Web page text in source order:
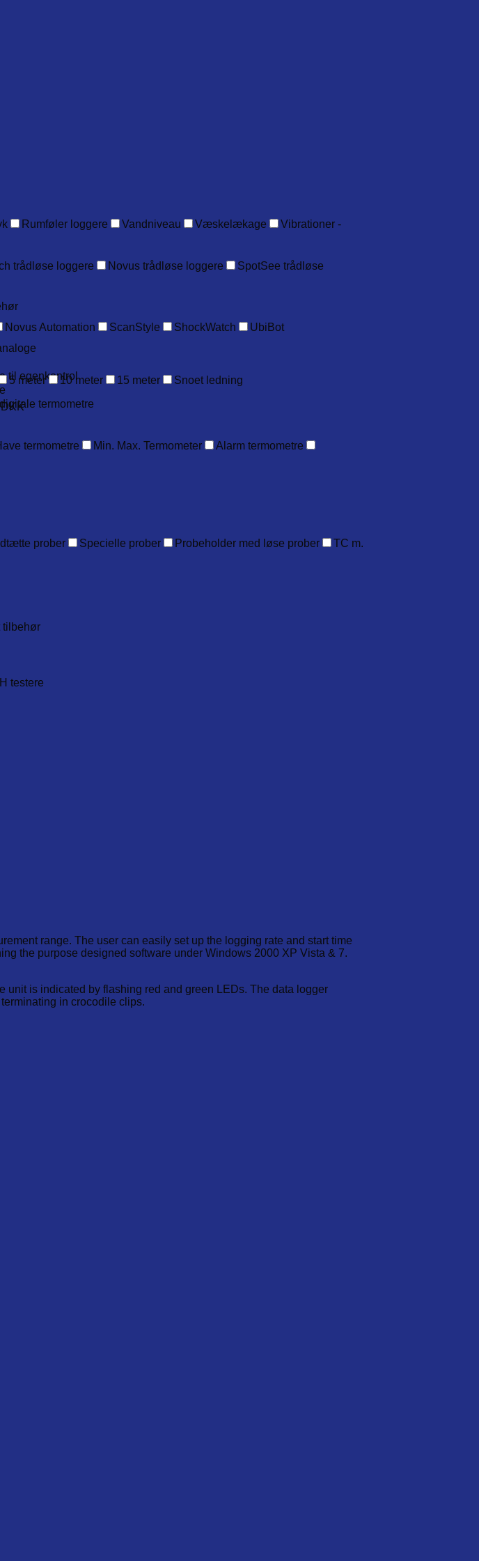
Rumføler loggere Vandniveau Væskelækage
Vibrationer -
trådløse loggere Novus trådløse loggere
SpotSee trådløse
til egenkontrol
termometre
termometre Min. Max. Termometer
Alarm termometre
prober Specielle prober Probeholder med løse prober
TC m.
testere
Novus Automation ScanStyle ShockWatch
UbiBot
5 meter 10 meter 15 meter
Snoet ledning
range. The user can easily set up the logging rate and start time
the purpose designed software under Windows 2000 XP Vista & 7.
is indicated by flashing red and green LEDs. The data logger
in crocodile clips.